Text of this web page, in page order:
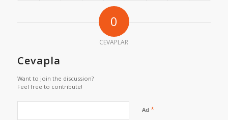
0
CEVAPLAR
Cevapla
Want to join the discussion?
Feel free to contribute!
Ad *